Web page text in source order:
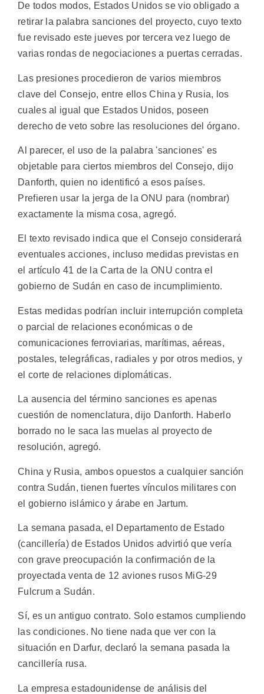
De todos modos, Estados Unidos se vio obligado a
retirar la palabra sanciones del proyecto, cuyo texto
fue revisado este jueves por tercera vez luego de
varias rondas de negociaciones a puertas cerradas.
Las presiones procedieron de varios miembros
clave del Consejo, entre ellos China y Rusia, los
cuales al igual que Estados Unidos, poseen
derecho de veto sobre las resoluciones del órgano.
Al parecer, el uso de la palabra 'sanciones' es
objetable para ciertos miembros del Consejo, dijo
Danforth, quien no identificó a esos países.
Prefieren usar la jerga de la ONU para (nombrar)
exactamente la misma cosa, agregó.
El texto revisado indica que el Consejo considerará
eventuales acciones, incluso medidas previstas en
el artículo 41 de la Carta de la ONU contra el
gobierno de Sudán en caso de incumplimiento.
Estas medidas podrían incluir interrupción completa
o parcial de relaciones económicas o de
comunicaciones ferroviarias, marítimas, aéreas,
postales, telegráficas, radiales y por otros medios, y
el corte de relaciones diplomáticas.
La ausencia del término sanciones es apenas
cuestión de nomenclatura, dijo Danforth. Haberlo
borrado no le saca las muelas al proyecto de
resolución, agregó.
China y Rusia, ambos opuestos a cualquier sanción
contra Sudán, tienen fuertes vínculos militares con
el gobierno islámico y árabe en Jartum.
La semana pasada, el Departamento de Estado
(cancillería) de Estados Unidos advirtió que vería
con grave preocupación la confirmación de la
proyectada venta de 12 aviones rusos MiG-29
Fulcrum a Sudán.
Sí, es un antiguo contrato. Solo estamos cumpliendo
las condiciones. No tiene nada que ver con la
situación en Darfur, declaró la semana pasada la
cancillería rusa.
La empresa estadounidense de análisis del